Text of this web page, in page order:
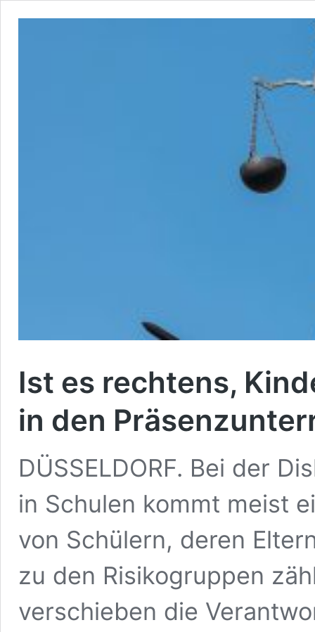
Ist es rechtens,
in den
DÜSSELDORF. Bei der
in Schulen kommt meist
von Schülern, deren
zu den Risikogruppen
verschieben die